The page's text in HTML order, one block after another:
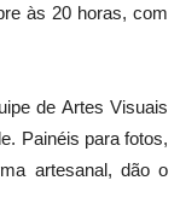
às 20 horas, com
de Artes Visuais
Painéis para fotos,
artesanal, dão o